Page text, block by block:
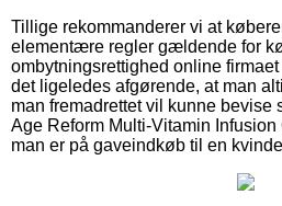
Tillige rekommanderer vi at
elementære regler gældende for
ombytningsrettighed online
det ligeledes afgørende, at man
man fremadrettet vil kunne bevise
Age Reform Multi-Vitamin
man er på gaveindkøb til en